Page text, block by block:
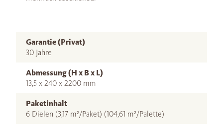
Garantie (Privat)
30 Jahre
Abmessung (H x B x L)
13,5 x 240 x 2200 mm
Paketinhalt
6 Dielen (3,17 m²/Paket) (104,61 m²/Palette)